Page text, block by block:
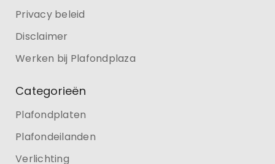
Privacy beleid
Disclaimer
Werken bij Plafondplaza
Categorieën
Plafondplaten
Plafondeilanden
Verlichting